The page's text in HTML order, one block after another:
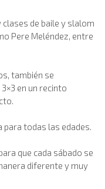
de baile y slalom
Pere Meléndez, entre
también se
en un recinto
para todas las edades.
que cada sábado se
diferente y muy